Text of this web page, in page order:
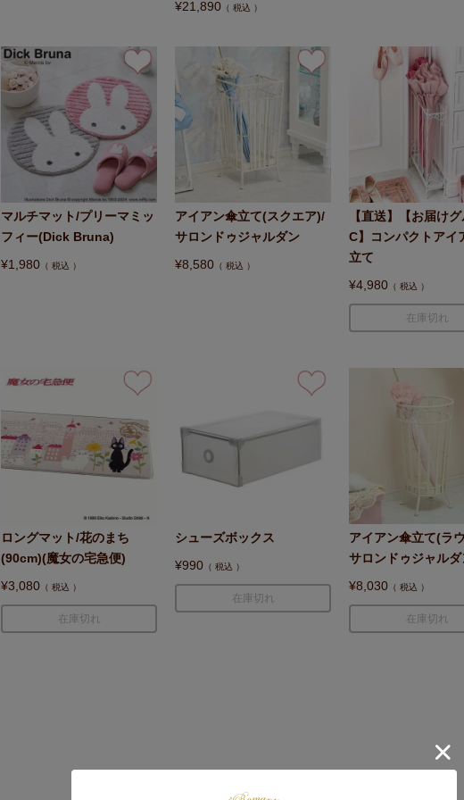
¥21,890 税込
マルチマット/プリーマミッ
フィー(Dick Bruna)
¥1,980 税込
アイアン傘立て(スクエア)/
サロンドゥジャルダン
¥8,580 税込
【直送】【お届け
C】コンパクトアイ
立て
¥4,980 税込
在庫切れ
ロングマット/花のまち
(90cm)(魔女の宅急便)
¥3,080 税込
在庫切れ
シューズボックス
¥990 税込
在庫切れ
アイアン傘立て(ラ
サロンドゥジャルダ
¥8,030 税込
在庫切れ